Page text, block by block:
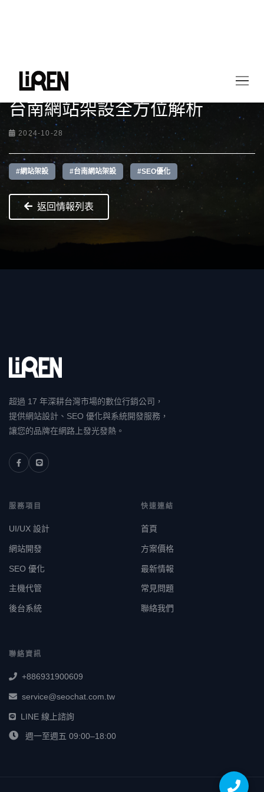
最新情報
台南網站架設全方位解析
2024-10-28
#網站架設 #台南網站架設 #SEO優化
返回情報列表
超過 17 年深耕台灣市場的數位行銷公司，
提供網站設計、SEO 優化與系統開發服務，
讓您的品牌在網路上發光發熱。
服務項目
UI/UX 設計
網站開發
SEO 優化
主機代管
後台系統
快速連結
首頁
方案價格
最新情報
常見問題
聯絡我們
聯絡資訊
+886931900609
service@seochat.com.tw
LINE 線上諮詢
週一至週五 09:00–18:00